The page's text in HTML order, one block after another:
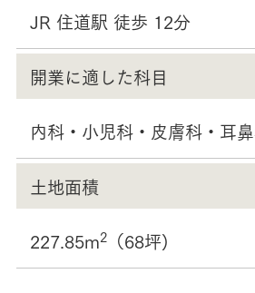
JR 住道駅 徒歩 12分
開業に適した科目
内科・小児科・皮膚科・耳
土地面積
227.85m2（68坪)